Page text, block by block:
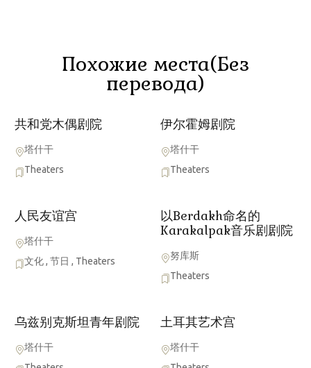
Похожие места(Без
перевода)
共和党木偶剧院
塔什干
Theaters
伊尔霍姆剧院
塔什干
Theaters
人民友谊宫
塔什干
文化, 节日 , Theaters
以Berdakh命名的
Karakalpak音乐剧剧院
努库斯
Theaters
乌兹别克斯坦青年剧院
塔什干
土耳其艺术宫
塔什干